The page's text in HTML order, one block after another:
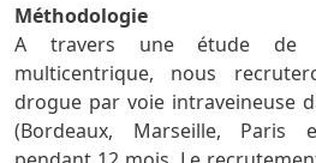
Méthodologie
A travers une étude de
multicentrique, nous
drogue par voie intraveineuse
(Bordeaux, Marseille, Paris